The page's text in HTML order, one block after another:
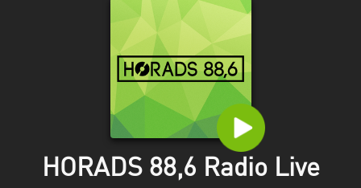
Bremen
HORADS 88,6 Radio Live